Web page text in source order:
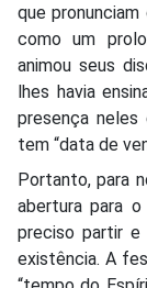
que
como um
animou seus
lhes havia
presença
tem “data de
Portanto, para
abertura para
preciso partir
existência. A